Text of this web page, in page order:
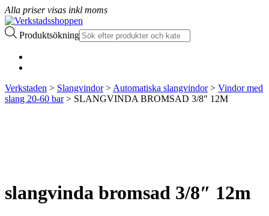
Alla priser visas inkl moms
Produktsökning
Verkstaden > Slangvindor> Automatiska slangvindor> Vindor med
slang 20-60 bar> SLANGVINDA BROMSAD 3/8″ 12M
slangvinda bromsad 3/8″ 12m